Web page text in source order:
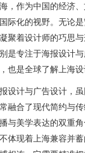
，作为中国的经济
际化的视野。无论
聚着设计师的巧思
是专注于海报设计
也是全球了解上海设
设计与广告设计，
融合了现代简约与
与美学表达的双重
体现着上海兼容并